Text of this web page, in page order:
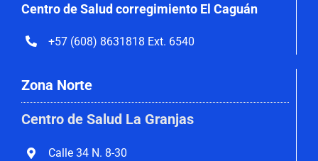
Centro de Salud corregimiento El Caguán
+57 (608) 8631818 Ext. 6540
Zona Norte
Centro de Salud La Granjas
Calle 34 N. 8-30